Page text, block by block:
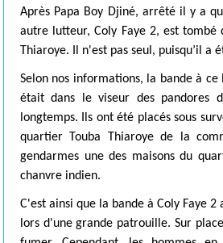
Après Papa Boy Djiné, arrêté il y a
autre lutteur, Coly Faye 2, est tombé
Thiaroye. Il n'est pas seul, puisqu’il a
Selon nos informations, la bande à
était dans le viseur des pandores
longtemps. Ils ont été placés sous
quartier Touba Thiaroye de la
gendarmes une des maisons du
chanvre indien.
C'est ainsi que la bande à Coly Faye
lors d'une grande patrouille. Sur